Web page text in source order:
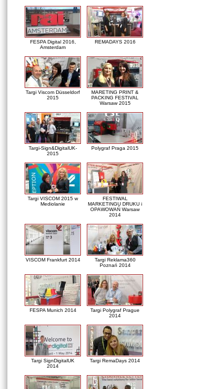
FESPA Digital 2016,
Amsterdam
REMADAYS 2016
Targi Viscom Düsseldorf
2015
MARETING PRINT &
PACKING FESTIVAL
Warsaw 2015
Targi-Sign&DigitalUK-
2015
Polygraf Praga 2015
Targi VISCOM 2015 w
Mediolanie
FESTIWAL
MARKETINGU DRUKU i
OPAWOWAŃ Warsaw
2014
VISCOM Frankfurt 2014
Targi Reklama360
Poznań 2014
FESPA Munich 2014
Targi Polygraf Prague
2014
Targi SignDigitalUK
2014
Targi RemaDays 2014